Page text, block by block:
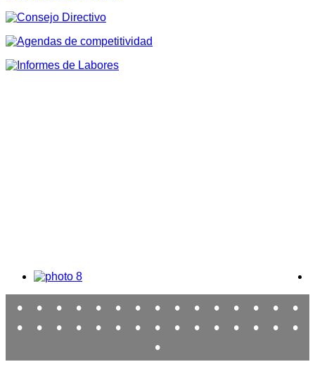
• • • • • • • • • • • • • •
•
•
• • • • • • • • • • • • •
•
•